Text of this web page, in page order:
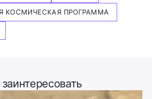
КОСМИЧЕСКАЯ ПРОГРАММА